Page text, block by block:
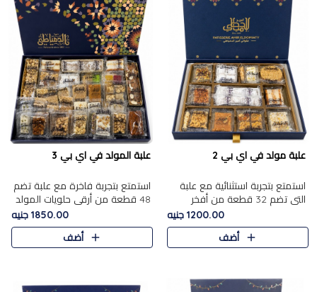
علبة مولد في اي بي 2
استمتع بتجربة استثنائية مع علبة
التي تضم 32 قطعة من أفخر
حلويات المولد الشرقية، في تشكيلة
تجمع بين الأصالة والاختيارات
الفاخرة. تحتوي العلبة..
1200.00 جنيه
أضف
علبة المولد في اي بي 3
استمتع بتجربة فاخرة مع علبة تضم
48 قطعة من أرقى حلويات المولد
الشرقية، في تشكيلة تجمع بين
الأصناف التقليدية الفاخرة والاختيارات
1850.00 جنيه
أضف